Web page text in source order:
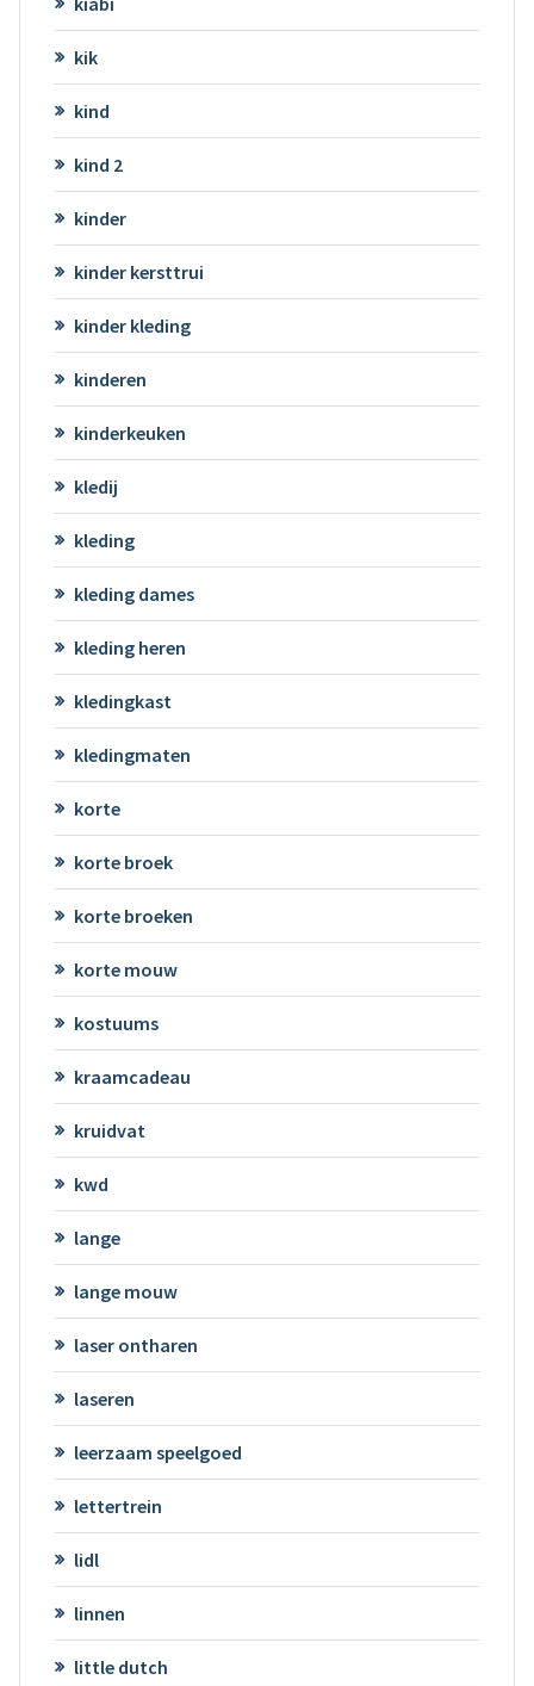
kik
kind
kind 2
kinder
kinder kersttrui
kinder kleding
kinderen
kinderkeuken
kledij
kleding
kleding dames
kleding heren
kledingkast
kledingmaten
korte
korte broek
korte broeken
korte mouw
kostuums
kraamcadeau
kruidvat
kwd
lange
lange mouw
laser ontharen
laseren
leerzaam speelgoed
lettertrein
lidl
linnen
little dutch